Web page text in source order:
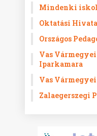
Mindenki
Oktatási
Országos
Vas
Iparkamara
Vas
Zalaegerszegi